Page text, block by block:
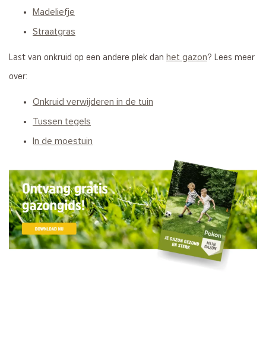
Madeliefje
Straatgras
Last van onkruid op een andere plek dan het gazon? Lees meer
over:
Onkruid verwijderen in de tuin
Tussen tegels
In de moestuin